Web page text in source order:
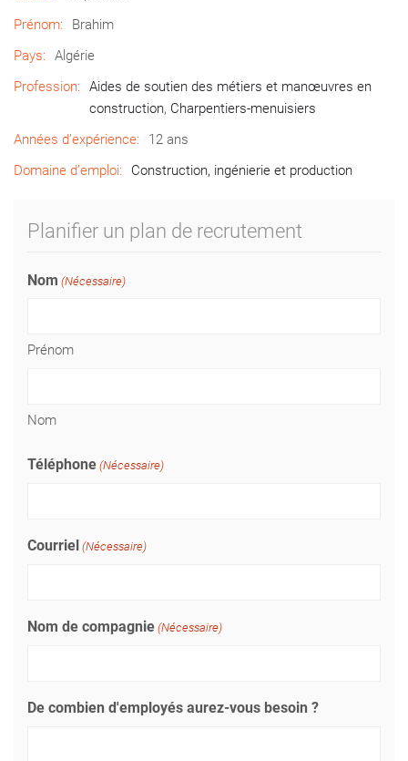
Prénom:
Brahim
Pays:
Algérie
Profession:
Aides de soutien des métiers et manœuvres en
construction, Charpentiers-menuisiers
Années d’expérience:
12 ans
Domaine d’emploi:
Construction, ingénierie et production
Planifier un plan de recrutement
Nom (Nécessaire)
Prénom
Nom
Téléphone (Nécessaire)
Courriel (Nécessaire)
Nom de compagnie (Nécessaire)
De combien d'employés aurez-vous besoin ?